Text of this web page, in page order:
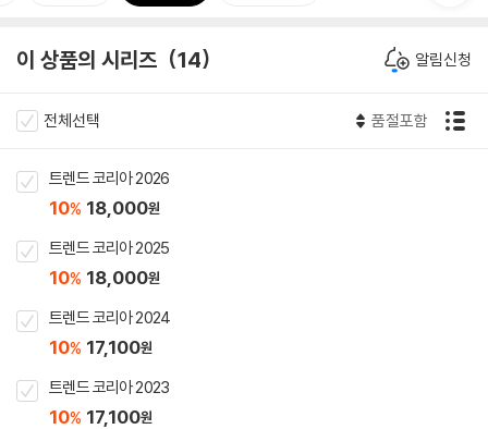
이 상품의 시리즈 14 알림신청
전체선택 품절포함
트렌드 코리아 2026
10% 18,000원
트렌드 코리아 2025
10% 18,000원
트렌드 코리아 2024
10% 17,100원
트렌드 코리아 2023
10% 17,100원